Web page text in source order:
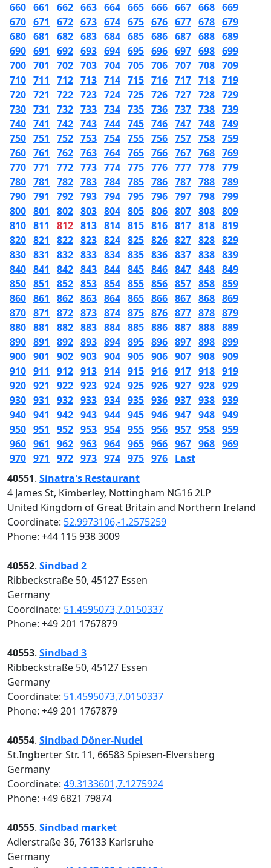
660 661 662 663 664 665 666 667 668 669
670 671 672 673 674 675 676 677 678 679
680 681 682 683 684 685 686 687 688 689
690 691 692 693 694 695 696 697 698 699
700 701 702 703 704 705 706 707 708 709
710 711 712 713 714 715 716 717 718 719
720 721 722 723 724 725 726 727 728 729
730 731 732 733 734 735 736 737 738 739
740 741 742 743 744 745 746 747 748 749
750 751 752 753 754 755 756 757 758 759
760 761 762 763 764 765 766 767 768 769
770 771 772 773 774 775 776 777 778 779
780 781 782 783 784 785 786 787 788 789
790 791 792 793 794 795 796 797 798 799
800 801 802 803 804 805 806 807 808 809
810 811 812 813 814 815 816 817 818 819
820 821 822 823 824 825 826 827 828 829
830 831 832 833 834 835 836 837 838 839
840 841 842 843 844 845 846 847 848 849
850 851 852 853 854 855 856 857 858 859
860 861 862 863 864 865 866 867 868 869
870 871 872 873 874 875 876 877 878 879
880 881 882 883 884 885 886 887 888 889
890 891 892 893 894 895 896 897 898 899
900 901 902 903 904 905 906 907 908 909
910 911 912 913 914 915 916 917 918 919
920 921 922 923 924 925 926 927 928 929
930 931 932 933 934 935 936 937 938 939
940 941 942 943 944 945 946 947 948 949
950 951 952 953 954 955 956 957 958 959
960 961 962 963 964 965 966 967 968 969
970 971 972 973 974 975 976 Last
40551. Sinatra's Restaurant
4 James St, Kimberley, Nottingham NG16 2LP
United Kingdom of Great Britain and Northern Ireland
Coordinate: 52.9973106,-1.2575259
Phone: +44 115 938 3009
40552. Sindbad 2
Ribbeckstraße 50, 45127 Essen
Germany
Coordinate: 51.4595073,7.0150337
Phone: +49 201 1767879
40553. Sindbad 3
Ribbeckstraße 50, 45127 Essen
Germany
Coordinate: 51.4595073,7.0150337
Phone: +49 201 1767879
40554. Sindbad Döner-Nudel
St.Ingberter Str. 11, 66583 Spiesen-Elversberg
Germany
Coordinate: 49.3133601,7.1275924
Phone: +49 6821 79874
40555. Sindbad market
Adlerstraße 36, 76133 Karlsruhe
Germany